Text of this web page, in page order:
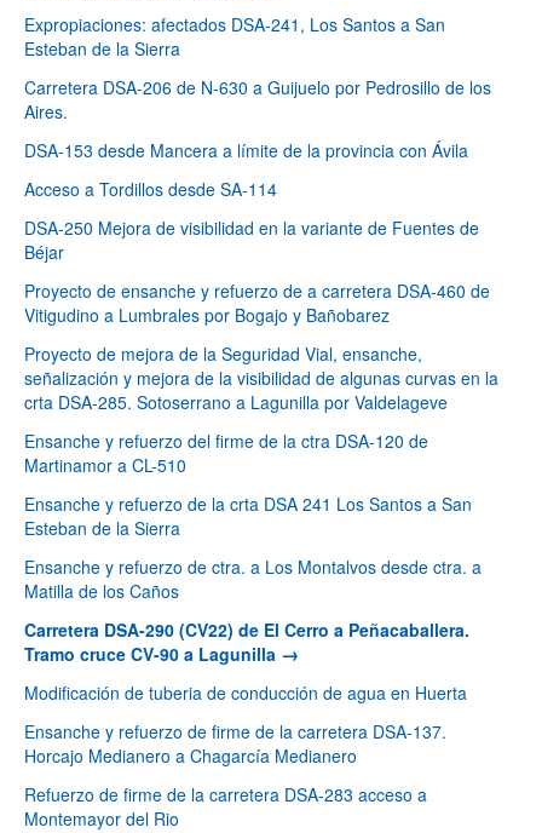
Expropiaciones: afectados DSA-241, Los Santos a San
Esteban de la Sierra
Carretera DSA-206 de N-630 a Guijuelo por Pedrosillo de los
Aires.
DSA-153 desde Mancera a límite de la provincia con Ávila
Acceso a Tordillos desde SA-114
DSA-250 Mejora de visibilidad en la variante de Fuentes de
Béjar
Proyecto de ensanche y refuerzo de a carretera DSA-460 de
Vitigudino a Lumbrales por Bogajo y Bañobarez
Proyecto de mejora de la Seguridad Vial, ensanche,
señalización y mejora de la visibilidad de algunas curvas en la
crta DSA-285. Sotoserrano a Lagunilla por Valdelageve
Ensanche y refuerzo del firme de la ctra DSA-120 de
Martinamor a CL-510
Ensanche y refuerzo de la crta DSA 241 Los Santos a San
Esteban de la Sierra
Ensanche y refuerzo de ctra. a Los Montalvos desde ctra. a
Matilla de los Caños
Carretera DSA-290 (CV22) de El Cerro a Peñacaballera.
Tramo cruce CV-90 a Lagunilla
Modificación de tuberia de conducción de agua en Huerta
Ensanche y refuerzo de firme de la carretera DSA-137.
Horcajo Medianero a Chagarcía Medianero
Refuerzo de firme de la carretera DSA-283 acceso a
Montemayor del Rio